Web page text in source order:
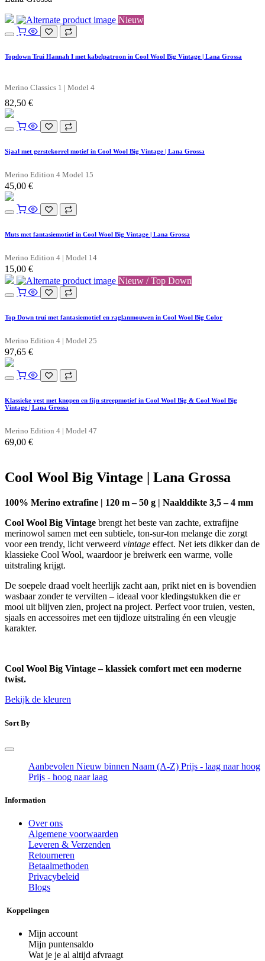
Nieuw
Topdown Trui Hannah I met kabelpatroon in Cool Wool Big Vintage | Lana Grossa
Merino Classics 1 | Model 4
82,50 €
Sjaal met gerstekorrel motief in Cool Wool Big Vintage | Lana Grossa
Merino Edition 4 Model 15
45,00 €
Muts met fantasiemotief in Cool Wool Big Vintage | Lana Grossa
Merino Edition 4 | Model 14
15,00 €
Nieuw / Top Down
Top Down trui met fantasiemotief en raglanmouwen in Cool Wool Big Color
Merino Edition 4 | Model 25
97,65 €
Klassieke vest met knopen en fijn streepmotief in Cool Wool Big & Cool Wool Big
Vintage | Lana Grossa
Merino Edition 4 | Model 47
69,00 €
Cool Wool Big Vintage | Lana Grossa
100% Merino extrafine | 120 m – 50 g | Naalddikte 3,5 – 4 mm
Cool Wool Big Vintage brengt het beste van zachte, extrafijne
merinowol samen met een subtiele, ton-sur-ton melange die zorgt
voor een trendy, licht verweerd vintage effect. Net iets dikker dan de
klassieke Cool Wool, waardoor je breiwerk een warme, volle
uitstraling krijgt.
De soepele draad voelt heerlijk zacht aan, prikt niet en is bovendien
wasbaar zonder te vervilten – ideaal voor kledingstukken die er
mooi uit blijven zien, project na project. Perfect voor truien, vesten,
sjaals en accessoires met een tijdloze uitstraling én een vleugje
karakter.
Cool Wool Big Vintage – klassiek comfort met een moderne
twist.
Bekijk de kleuren
Sort By
Aanbevolen Nieuw binnen Naam (A-Z) Prijs - laag naar hoog
Prijs - hoog naar laag
Information
Over ons
Algemene voorwaarden
Leveren & Verzenden
Retourneren
Betaalmethoden
Privacybeleid
Blogs
Koppelingen
Mijn account
Mijn puntensaldo
Wat je je al altijd afvraagt